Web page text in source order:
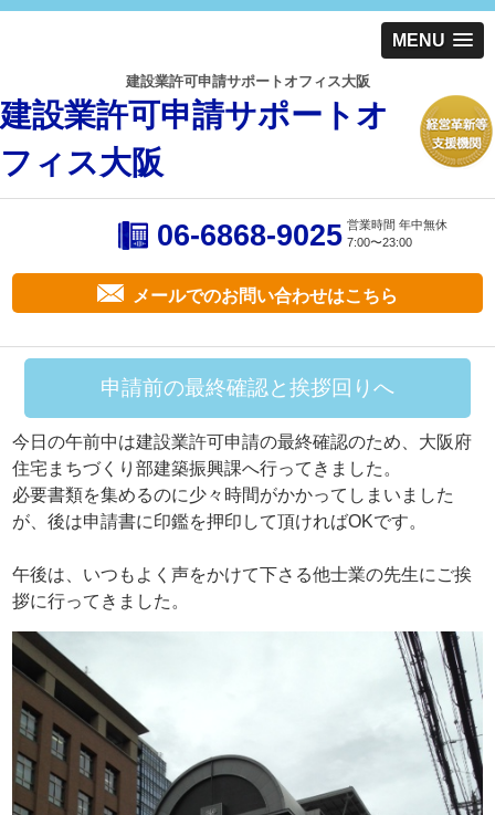
MENU
建設業許可申請サポートオフィス大阪
建設業許可申請サポートオ
フィス大阪
06-6868-9025 営業時間 年中無休
7:00〜23:00
メールでのお問い合わせはこちら
申請前の最終確認と挨拶回りへ
今日の午前中は建設業許可申請の最終確認のため、大阪府
住宅まちづくり部建築振興課へ行ってきました。
必要書類を集めるのに少々時間がかかってしまいました
が、後は申請書に印鑑を押印して頂ければOKです。
午後は、いつもよく声をかけて下さる他士業の先生にご挨
拶に行ってきました。